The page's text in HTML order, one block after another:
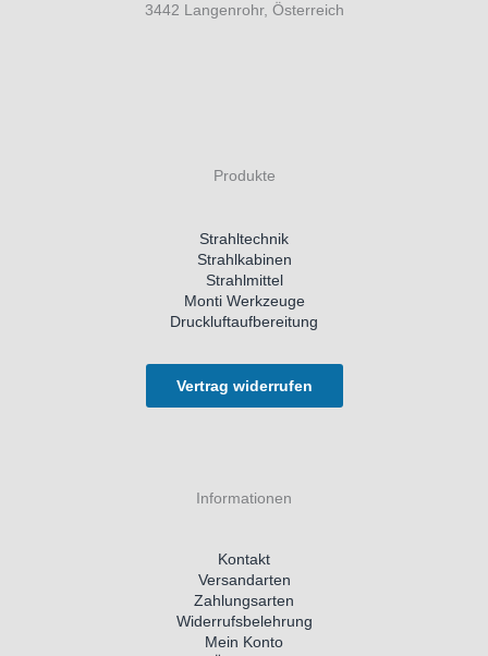
3442 Langenrohr, Österreich
Produkte
Strahltechnik
Strahlkabinen
Strahlmittel
Monti Werkzeuge
Druckluftaufbereitung
Vertrag widerrufen
Informationen
Kontakt
Versandarten
Zahlungsarten
Widerrufsbelehrung
Mein Konto